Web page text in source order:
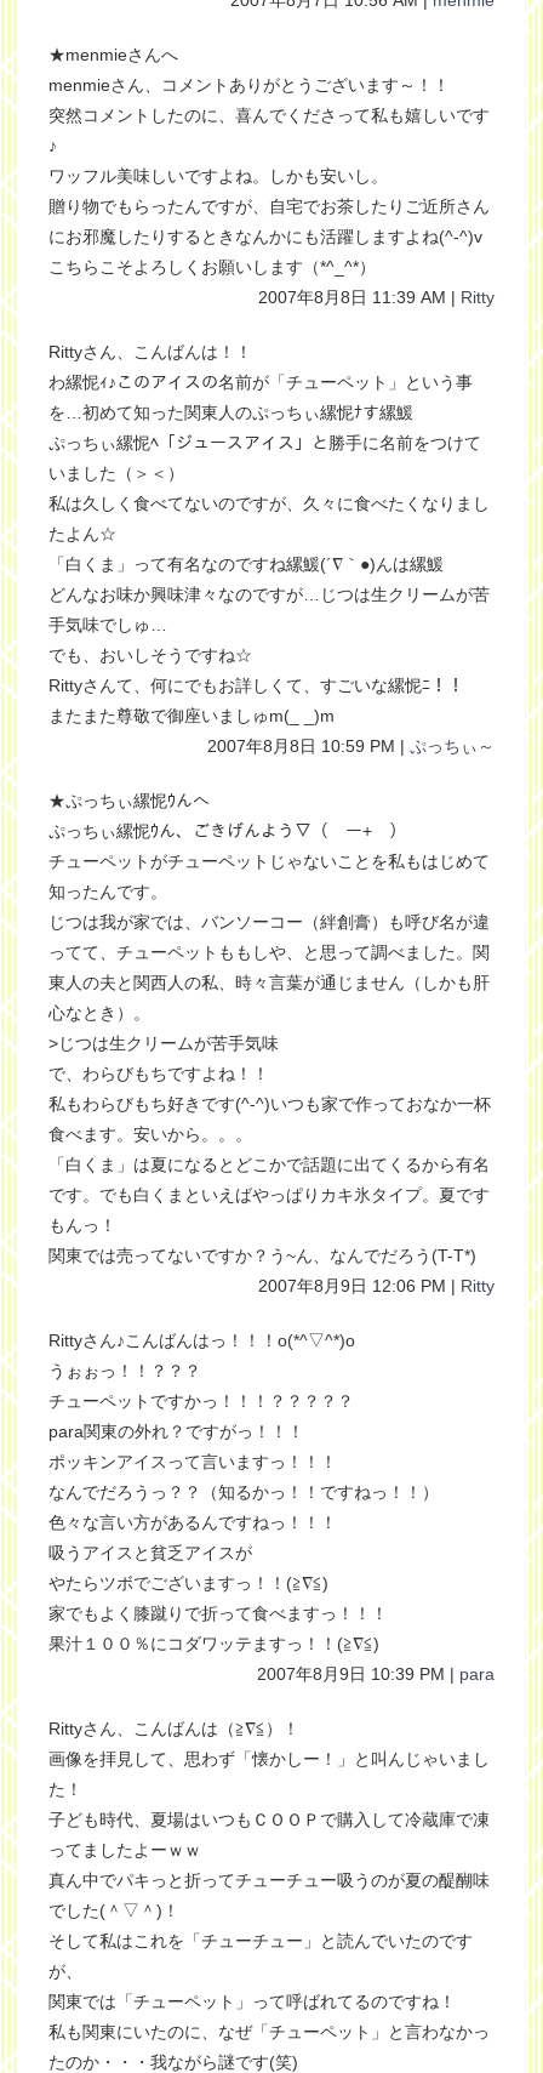
★menmieさんへ
menmieさん、コメントありがとうございます～！！
突然コメントしたのに、喜んでくださって私も嬉しいです
♪
ワッフル美味しいですよね。しかも安いし。
贈り物でもらったんですが、自宅でお茶したりご近所さん
にお邪魔したりするときなんかにも活躍しますよね(^-^)v
こちらこそよろしくお願いします（*^_^*）
2007年8月8日 11:39 AM | Ritty
Rittyさん、こんばんは！！
わ縲怩ｨ♪このアイスの名前が「チューペット」という事
を…初めて知った関東人のぷっちぃ縲怩ﾅす縲鰀
ぷっちぃ縲怩ﾍ「ジュースアイス」と勝手に名前をつけて
いました（＞＜）
私は久しく食べてないのですが、久々に食べたくなりまし
たよん☆
「白くま」って有名なのですね縲鰀(´∇｀●)んは縲鰀
どんなお味か興味津々なのですが…じつは生クリームが苦
手気味でしゅ…
でも、おいしそうですね☆
Rittyさんて、何にでもお詳しくて、すごいな縲怩ﾆ！！
またまた尊敬で御座いましゅm(_ _)m
2007年8月8日 10:59 PM | ぷっちぃ～
★ぷっちぃ縲怩ｳんへ
ぷっちぃ縲怩ｳん、ごきげんよう▽（￣ー+￣）
チューペットがチューペットじゃないことを私もはじめて
知ったんです。
じつは我が家では、バンソーコー（絆創膏）も呼び名が違
ってて、チューペットももしや、と思って調べました。関
東人の夫と関西人の私、時々言葉が通じません（しかも肝
心なとき）。
>じつは生クリームが苦手気味
で、わらびもちですよね！！
私もわらびもち好きです(^-^)いつも家で作っておなか一杯
食べます。安いから。。。
「白くま」は夏になるとどこかで話題に出てくるから有名
です。でも白くまといえばやっぱりカキ氷タイプ。夏です
もんっ！
関東では売ってないですか？う~ん、なんでだろう(T-T*)
2007年8月9日 12:06 PM | Ritty
Rittyさん♪こんばんはっ！！！o(*^▽^*)o
うぉぉっ！！？？？
チューペットですかっ！！！？？？？？
para関東の外れ？ですがっ！！！
ポッキンアイスって言いますっ！！！
なんでだろうっ？？（知るかっ！！ですねっ！！）
色々な言い方があるんですねっ！！！
吸うアイスと貧乏アイスが
やたらツボでございますっ！！(≧∇≦)
家でもよく膝蹴りで折って食べますっ！！！
果汁１００％にコダワッテますっ！！(≧∇≦)
2007年8月9日 10:39 PM | para
Rittyさん、こんばんは（≧∇≦）！
画像を拝見して、思わず「懐かしー！」と叫んじゃいまし
た！
子ども時代、夏場はいつもＣＯＯＰで購入して冷蔵庫で凍
ってましたよーｗｗ
真ん中でパキっと折ってチューチュー吸うのが夏の醍醐味
でした(＾▽＾)！
そして私はこれを「チューチュー」と読んでいたのです
が、
関東では「チューペット」って呼ばれてるのですね！
私も関東にいたのに、なぜ「チューペット」と言わなかっ
たのか・・・我ながら謎です(笑)